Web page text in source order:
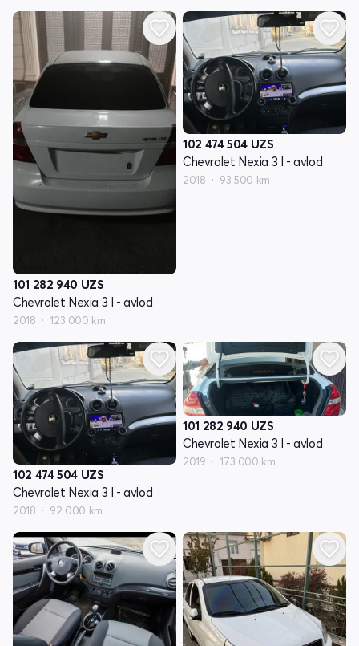
101 282 940 UZS
Chevrolet Nexia 3 I - avlod
2018 123 000 km
102 474 504 UZS
Chevrolet Nexia 3 I - avlod
2018 93 500 km
102 474 504 UZS
Chevrolet Nexia 3 I - avlod
2018 92 000 km
101 282 940 UZS
Chevrolet Nexia 3 I - avlod
2019 173 000 km